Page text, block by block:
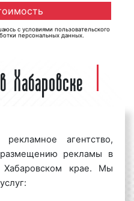
с условиями пользовательского
персональных данных
агентство,
рекламы в
крае. Мы